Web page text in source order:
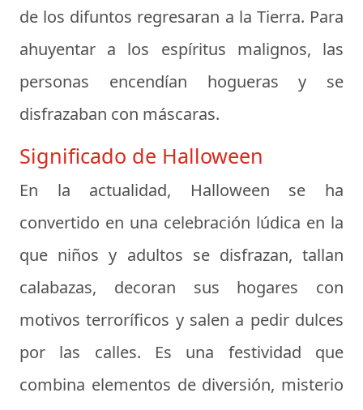
de los difuntos regresaran a la Tierra. Para
ahuyentar a los espíritus malignos, las
personas encendían hogueras y se
disfrazaban con máscaras.
Significado de Halloween
En la actualidad, Halloween se ha
convertido en una celebración lúdica en la
que niños y adultos se disfrazan, tallan
calabazas, decoran sus hogares con
motivos terroríficos y salen a pedir dulces
por las calles. Es una festividad que
combina elementos de diversión, misterio